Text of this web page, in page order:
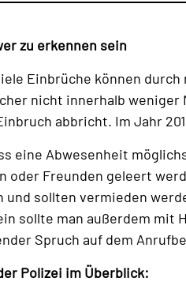
zu erkennen sein
Einbrüche können
nicht innerhalb
abbricht. Im Jahr
eine Abwesenheit
oder Freunden geleert
sollten vermieden
sollte man außerdem mit
Spruch auf dem
Polizei im Überblick: